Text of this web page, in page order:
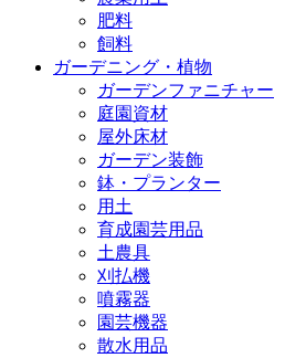
肥料
飼料
ガーデニング・植物
ガーデンファニチャー
庭園資材
屋外床材
ガーデン装飾
鉢・プランター
用土
育成園芸用品
土農具
刈払機
噴霧器
園芸機器
散水用品